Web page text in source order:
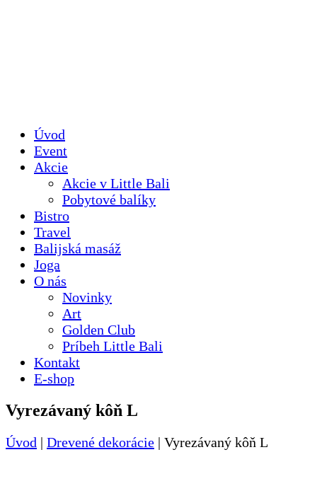
Úvod
Event
Akcie
Akcie v Little Bali
Pobytové balíky
Bistro
Travel
Balijská masáž
Joga
O nás
Novinky
Art
Golden Club
Príbeh Little Bali
Kontakt
E-shop
Vyrezávaný kôň L
Úvod | Drevené dekorácie | Vyrezávaný kôň L